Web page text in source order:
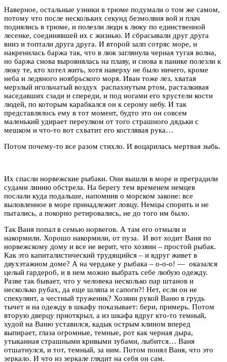
Наверное, остальные узники в трюме подумали о том же самом,
потому что после нескольких секунд безмолвия вой и плач
поднялись в трюме, и полезли люди к люку по единственной
лесенке, соединявшей их с жизнью. И сбрасывали друг друга
вниз и топтали друга друга. И второй залп сотряс море, и
накренилась баржа так, что в люк заглянула черная тугая волна,
но баржа снова выровнялась на плаву, и снова в панике полезли к
люку те, кто хотел жить, хотя наверху не было ничего, кроме
неба и ледяного ноябрьского моря. Иван тоже лез, хватая
мерзлый игольчатый воздух распахнутым ртом, расталкивая
наседавших сзади и спереди, и под ногами его хрустели кости
людей, по которым карабкался он к серому небу. И так
представлялось ему в тот момент, будто это он совсем
маленький удирает переулком от того страшного дядьки с
мешком и что-то вот схватит его костлявая рука…
Потом почему-то все разом стихло. И воцарилась мертвая зыбь.
Их спасли норвежские рыбаки. Они вышли в море и преградили
судами линию обстрела. На берегу тем временем немцев
послали куда подальше, напомнив о морском законе: все
выловленное в море принадлежит ловцу. Немцы спорить и не
пытались, а покорно ретировались, не до того им было.
Так Ваня попал в семью норвегов. А там его отмыли и
накормили. Хорошо накормили, от пуза. И вот ходит Ваня по
норвежскому дому и все не верит, что хозяин – простой рыбак.
Как это капиталистический трудящийся – и вдруг живет в
двухэтажном доме? А на чердаке у рыбака – о-о-о! — оказался
целый гардероб, и в нем можно выбрать себе любую одежду.
Разве так бывает, что у человека несколько пар штанов и
несколько рубах, да еще шляпа и сапоги?! Нет, если он не
спекулянт, а честный труженик? Хозяин рукой Ваню в грудь
тычет и на одежду в шкафу показывает: бери, примерь. Потом
вторую дверцу приоткрыл, а из шкафа вдруг кто-то темный,
худой на Ваню уставился, кадык острым клином вперед
выпирает, глаза огромные, темные, рот как черная дыра,
утыканная страшными кривыми зубами, лыбится… Ваня
отшатнулся, и тот, темный, за ним. Потом понял Ваня, что это
зеркало. И что из зеркале глядит на себя он сам.